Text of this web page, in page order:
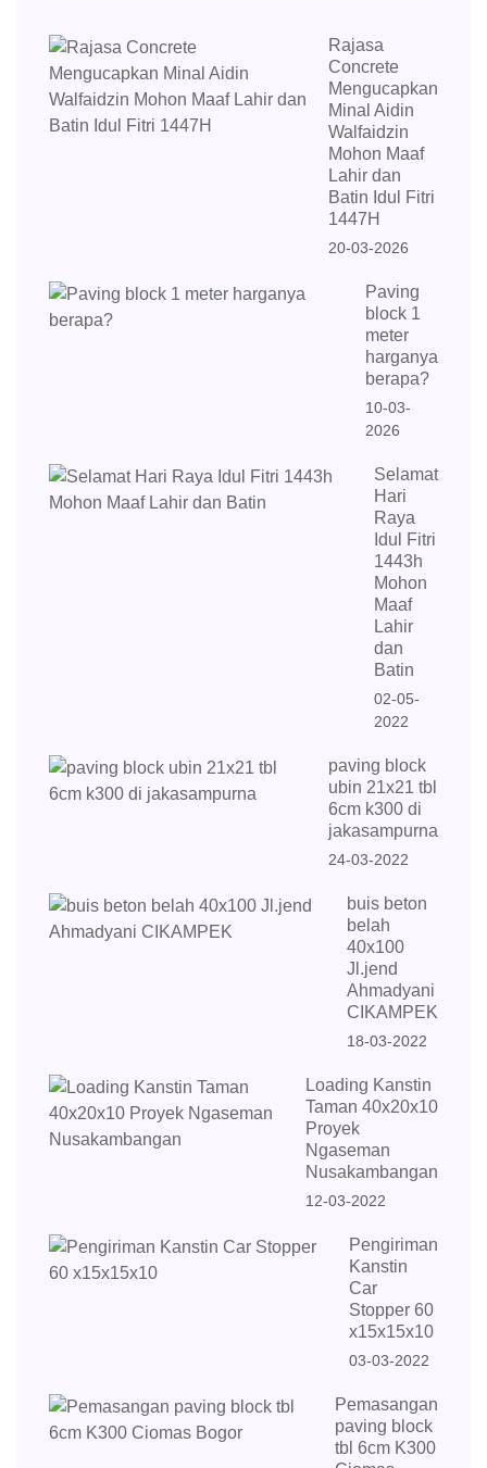
Rajasa
Concrete
Mengucapkan
Minal Aidin
Walfaidzin
Mohon Maaf
Lahir dan
Batin Idul Fitri
1447H
20-03-2026
Paving
block 1
meter
harganya
berapa?
10-03-
2026
Selamat
Hari
Raya
Idul Fitri
1443h
Mohon
Maaf
Lahir
dan
Batin
02-05-
2022
paving block
ubin 21x21 tbl
6cm k300 di
jakasampurna
24-03-2022
buis beton
belah
40x100
Jl.jend
Ahmadyani
CIKAMPEK
18-03-2022
Loading Kanstin
Taman 40x20x10
Proyek
Ngaseman
Nusakambangan
12-03-2022
Pengiriman
Kanstin
Car
Stopper 60
x15x15x10
03-03-2022
Pemasangan
paving block
tbl 6cm K300